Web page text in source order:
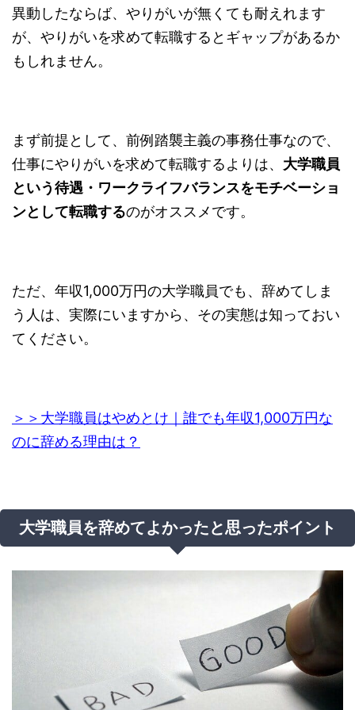
異動したならば、やりがいが無くても耐えれます
が、やりがいを求めて転職するとギャップがあるか
もしれません。
まず前提として、前例踏襲主義の事務仕事なので、
仕事にやりがいを求めて転職するよりは、 大学職員
という待遇・ワークライフバランスをモチベーショ
ンとして転職するのがオススメです。
ただ、年収1,000万円の大学職員でも、辞めてしま
う人は、実際にいますから、その実態は知っておい
てください。
＞＞大学職員はやめとけ｜誰でも年収1,000万円な
のに辞める理由は？
大学職員を辞めてよかったと思ったポイント